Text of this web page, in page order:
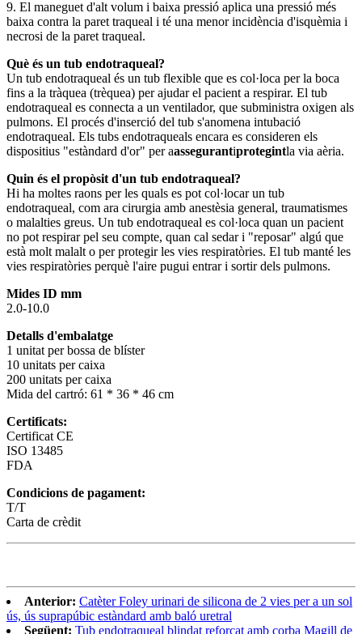
9. El maneguet d'alt volum i baixa pressió aplica una pressió més
baixa contra la paret traqueal i té una menor incidència d'isquèmia i
necrosi de la paret traqueal.
Què és un tub endotraqueal?
Un tub endotraqueal és un tub flexible que es col·loca per la boca
fins a la tràquea (trèquea) per ajudar el pacient a respirar. El tub
endotraqueal es connecta a un ventilador, que subministra oxigen als
pulmons. El procés d'inserció del tub s'anomena intubació
endotraqueal. Els tubs endotraqueals encara es consideren els
dispositius "estàndard d'or" per aassegurantiprotegintla via aèria.
Quin és el propòsit d'un tub endotraqueal?
Hi ha moltes raons per les quals es pot col·locar un tub
endotraqueal, com ara cirurgia amb anestèsia general, traumatismes
o malalties greus. Un tub endotraqueal es col·loca quan un pacient
no pot respirar pel seu compte, quan cal sedar i "reposar" algú que
està molt malalt o per protegir les vies respiratòries. El tub manté les
vies respiratòries perquè l'aire pugui entrar i sortir dels pulmons.
Mides ID mm
2.0-10.0
Detalls d'embalatge
1 unitat per bossa de blíster
10 unitats per caixa
200 unitats per caixa
Mida del cartró: 61 * 36 * 46 cm
Certificats:
Certificat CE
ISO 13485
FDA
Condicions de pagament:
T/T
Carta de crèdit
Anterior: Catèter Foley urinari de silicona de 2 vies per a un sol
ús, ús suprapúbic estàndard amb baló uretral
Següent: Tub endotraqueal blindat reforçat amb corba Magill de